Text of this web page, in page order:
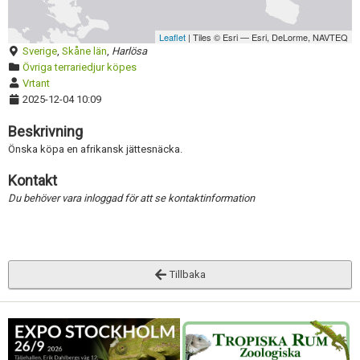
Leaflet | Tiles © Esri — Esri, DeLorme, NAVTEQ
Sverige, Skåne län, Harlösa
Övriga terrariedjur köpes
Vrtant
2025-12-04 10:09
Beskrivning
Önska köpa en afrikansk jättesnäcka.
Kontakt
Du behöver vara inloggad för att se kontaktinformation
Tillbaka